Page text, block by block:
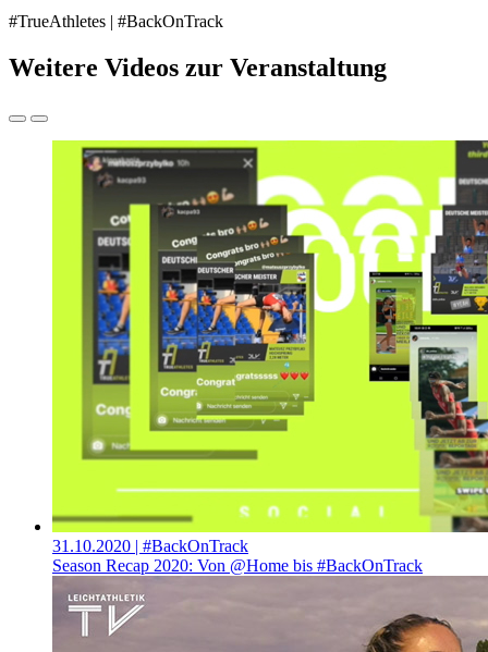
#TrueAthletes | #BackOnTrack
Weitere Videos zur Veranstaltung
31.10.2020 | #BackOnTrack
Season Recap 2020: Von @Home bis #BackOnTrack